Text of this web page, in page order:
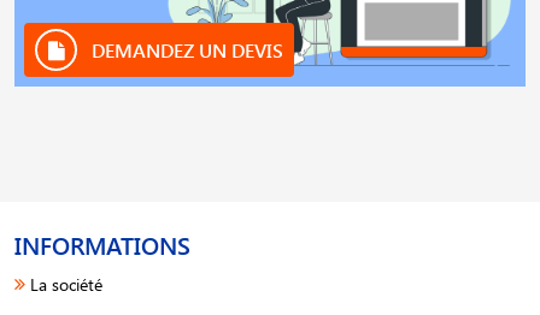
DEMANDEZ UN DEVIS
INFORMATIONS
La société